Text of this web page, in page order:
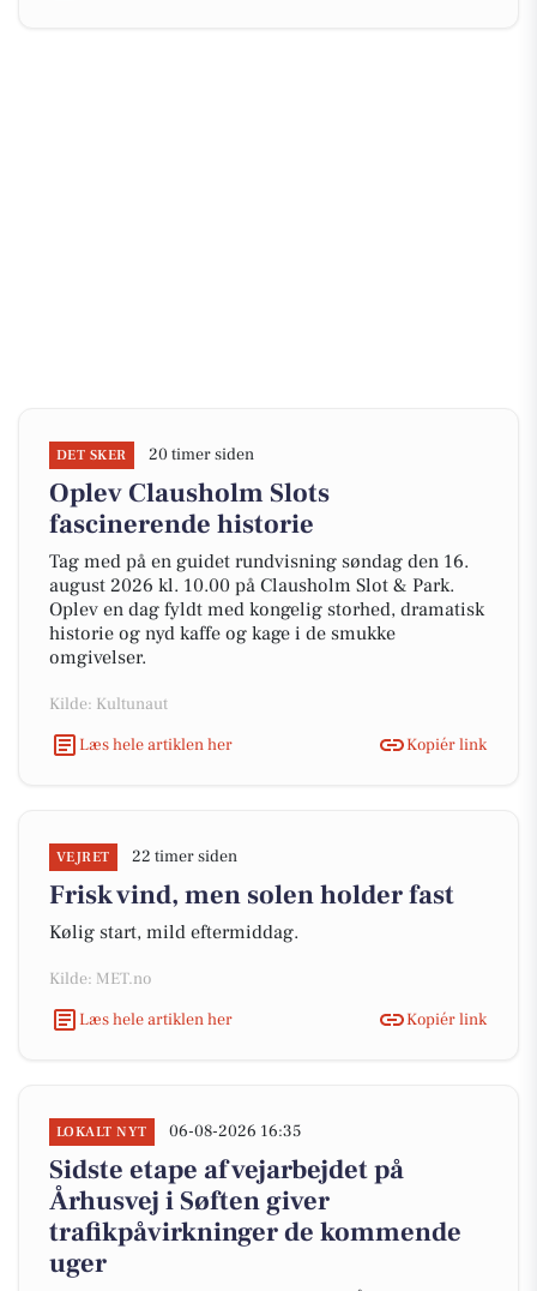
DET SKER 20 timer siden
Oplev Clausholm Slots
fascinerende historie
Tag med på en guidet rundvisning søndag den 16.
august 2026 kl. 10.00 på Clausholm Slot & Park.
Oplev en dag fyldt med kongelig storhed, dramatisk
historie og nyd kaffe og kage i de smukke
omgivelser.
Kilde: Kultunaut
Læs hele artiklen her
Kopiér link
VEJRET 22 timer siden
Frisk vind, men solen holder fast
Kølig start, mild eftermiddag.
Kilde: MET.no
Læs hele artiklen her
Kopiér link
LOKALT NYT 06-08-2026 16:35
Sidste etape af vejarbejdet på
Århusvej i Søften giver
trafikpåvirkninger de kommende
uger